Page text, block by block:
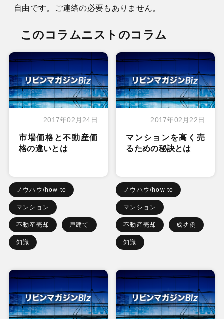
自由です。ご連絡の必要もありません。
このコラムニストのコラム
2017年02月24日
市場価格と不動産価
格の違いとは
ノウハウ/how to
マンション
不動産売却 戸建て
知識
2017年02月22日
マンションを高く売
るための秘訣とは
ノウハウ/how to
マンション
不動産売却 成功例
知識